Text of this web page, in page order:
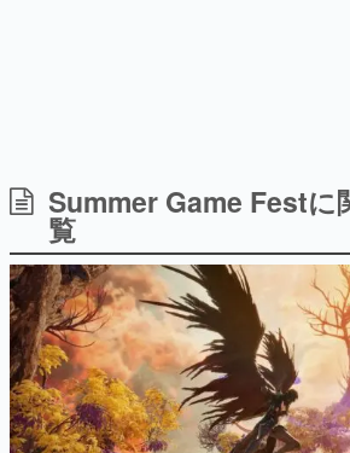
ゲーム開発者・hamatsu氏がゲ
具体的な形から解き明かしてい
ゲームが変えた日本語
「経験値」「裏技」「ラスボス
の起源や用法の変遷を、コンピュ
イニーP氏が徹底調査。
カテゴリ
特集記事
Summer Game Festに
覧